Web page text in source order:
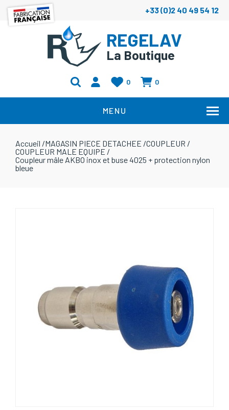
+33 (0)2 40 49 54 12
REGELAV
La Boutique
0 0
MENU
Accueil /MAGASIN PIECE DETACHEE /COUPLEUR /
COUPLEUR MALE EQUIPE /
Coupleur mâle AKBO inox et buse 4025 + protection nylon
bleue